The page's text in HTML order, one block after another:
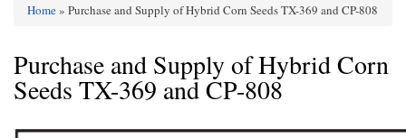
Home» Purchase and Supply of Hybrid Corn Seeds TX-369 and CP-808
Purchase and Supply of Hybrid Corn
Seeds TX-369 and CP-808